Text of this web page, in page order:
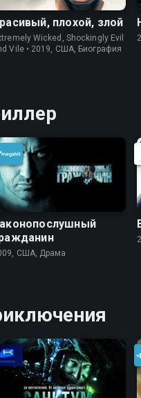
плохой, злой
Wicked, Shockingly Evil
Vile • 2019, США, Биография
США, Драма